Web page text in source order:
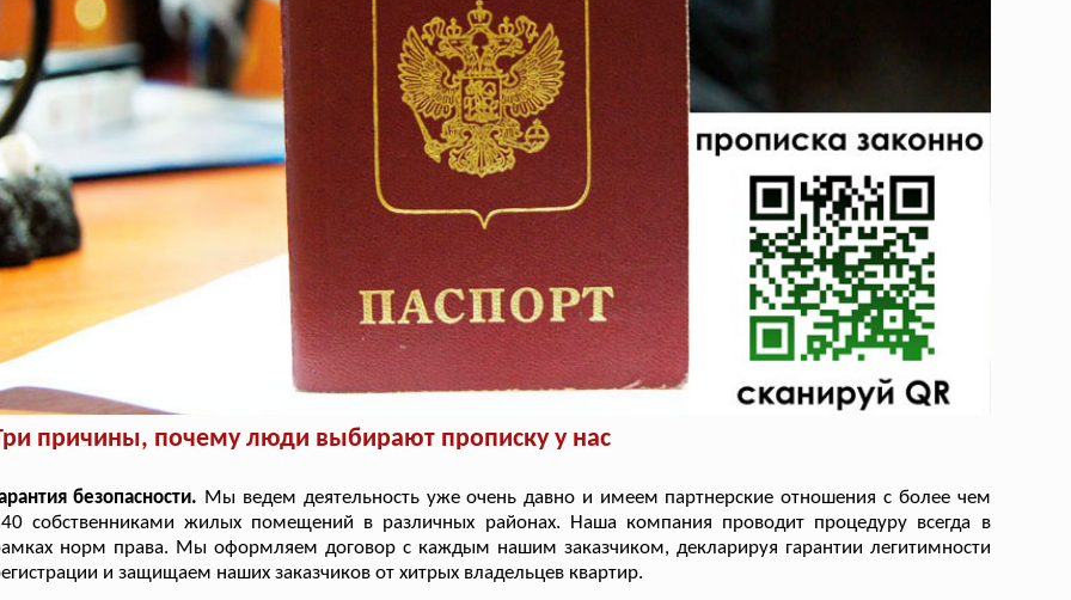
причины, почему люди выбирают прописку у нас
безопасности. Мы ведем деятельность уже очень давно и имеем партнерские отношения с более чем
собственниками жилых помещений в различных районах. Наша компания проводит процедуру всегда в
норм права. Мы оформляем договор с каждым нашим заказчиком, декларируя гарантии легитимности
и защищаем наших заказчиков от хитрых владельцев квартир.